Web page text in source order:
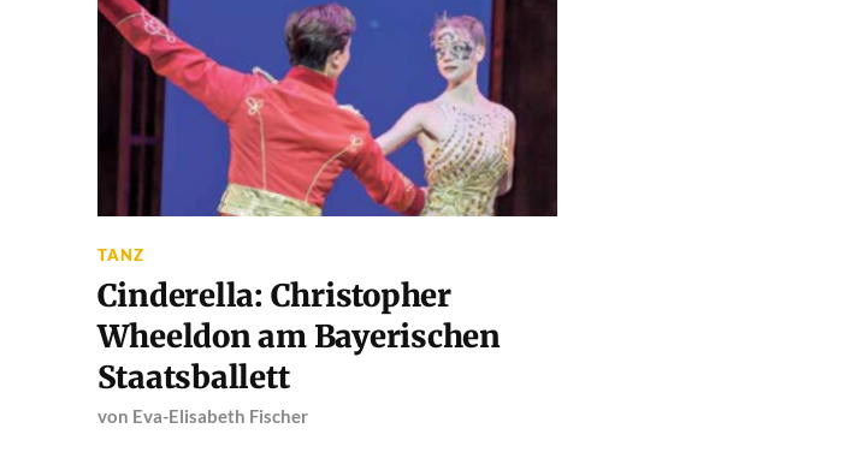
TANZ
Cinderella: Christopher
Wheeldon am Bayerischen
Staatsballett
von Eva-Elisabeth Fischer